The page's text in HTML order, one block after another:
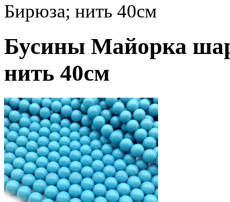
Бирюза; нить 40см
Бусины Майорка
нить 40см